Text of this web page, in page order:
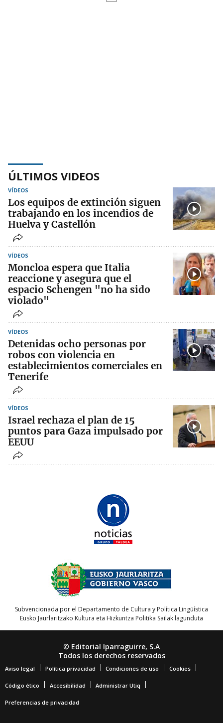
ÚLTIMOS VIDEOS
VÍDEOS
Los equipos de extinción siguen
trabajando en los incendios de
Huelva y Castellón
VÍDEOS
Moncloa espera que Italia
reaccione y asegura que el
espacio Schengen "no ha sido
violado"
VÍDEOS
Detenidas ocho personas por
robos con violencia en
establecimientos comerciales en
Tenerife
VÍDEOS
Israel rechaza el plan de 15
puntos para Gaza impulsado por
EEUU
Subvencionada por el Departamento de Cultura y Política Lingüística
Eusko Jaurlaritzako Kultura eta Hizkuntza Politika Sailak lagunduta
© Editorial Iparraguirre, S.A
Todos los derechos reservados
Aviso legal Política privacidad Condiciones de uso Cookies
Código ético Accesibilidad Administrar Utiq
Preferencias de privacidad